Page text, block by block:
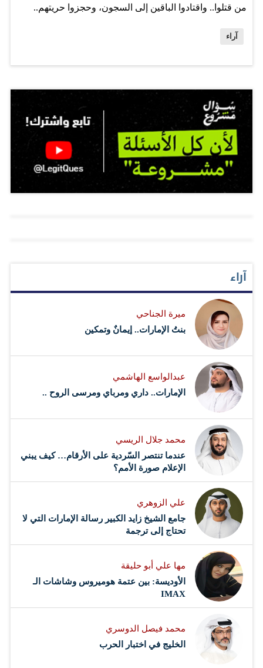
من قتلوا.. واقتادوا الباقين إلى السجون، وحجزوا حريتهم..
أحرار العالم.. ـ 2 ـ حسب الشباب أنهم يمارسون حريتهم حين
التغيير قد يصنعه الحوار، فالحوار هو الطريق الأجمل للوصول
إلى القواسم المشتركة بين الأجيال.. ـ 3 ـ يمارسون بأسماء
مستعارة في منتديات شتى تملأ مساحات الإنترنت ما يظنون
أنه حرية.. يسبّون ويقذفون وينتهكون الأعراض ويدعون بالويل
والثبور والفناء على كل من يخالفهم بالرأي.. يطلقون مختلف
المفردات التي لم تعد تظهر إلا في معجمهم، فيصبح فلاناً
آراء
آراء
ميرة الجناحي
بنتُ الإمارات.. إيمانٌ وتمكين
عبدالواسع الهاشمي
الإمارات.. داري ومرباي ومرسى الروح ..
محمد جلال الريسي
عندما تنتصر السّردية على الأرقام… كيف يبني
الإعلام صورة الأمم؟
علي الزوهري
جامع الشيخ زايد الكبير رسالة الإمارات التي لا
تحتاج إلى ترجمة
مها علي أبو حليقة
الأوديسة: بين عتمة هوميروس وشاشات الـ
IMAX
محمد فيصل الدوسري ​
‏الخليج في اختبار الحرب